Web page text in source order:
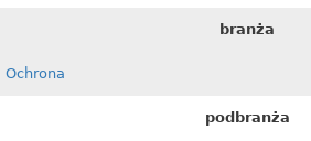
branża
Ochrona
podbranża